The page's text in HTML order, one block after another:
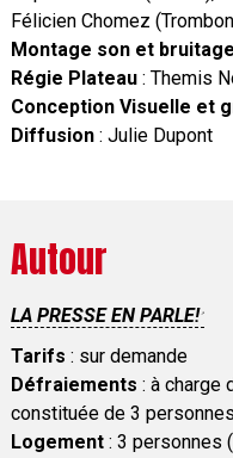
Félicien Chomez
Montage son et bruitage
Régie Plateau: Themis
Conception Visuelle et
Diffusion: Julie Dupont
Autour
LA PRESSE EN PARLE!
Tarifs : sur demande
Défraiements : à charge
constituée de 3
Logement: 3 personnes